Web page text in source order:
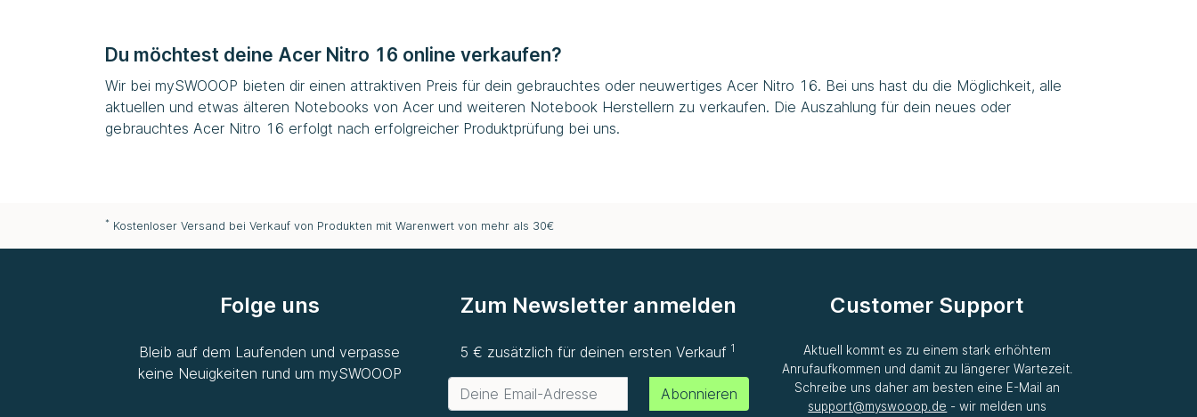
Du möchtest deine Acer Nitro 16 online verkaufen?
Wir bei mySWOOOP bieten dir einen attraktiven Preis für dein gebrauchtes oder neuwertiges Acer Nitro 16. Bei uns hast du die Möglichkeit, alle
aktuellen und etwas älteren Notebooks von Acer und weiteren Notebook Herstellern zu verkaufen. Die Auszahlung für dein neues oder
gebrauchtes Acer Nitro 16 erfolgt nach erfolgreicher Produktprüfung bei uns.
* Kostenloser Versand bei Verkauf von Produkten mit Warenwert von mehr als 30€
Folge uns
Bleib auf dem Laufenden und verpasse
keine Neuigkeiten rund um mySWOOOP
Zum Newsletter anmelden
5 € zusätzlich für deinen ersten Verkauf 1
Abonnieren
Customer Support
Aktuell kommt es zu einem stark erhöhtem
Anrufaufkommen und damit zu längerer Wartezeit.
Schreibe uns daher am besten eine E-Mail an
support@myswooop.de - wir melden uns